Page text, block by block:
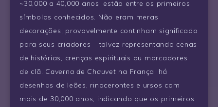
~30,000 a 40,000 anos, estão entre os primeiros
símbolos conhecidos. Não eram meras
decorações; provavelmente continham significado
para seus criadores – talvez representando cenas
de histórias, crenças espirituais ou marcadores
de clã. Caverna de Chauvet na França, há
desenhos de leões, rinocerontes e ursos com
mais de 30,000 anos, indicando que os primeiros